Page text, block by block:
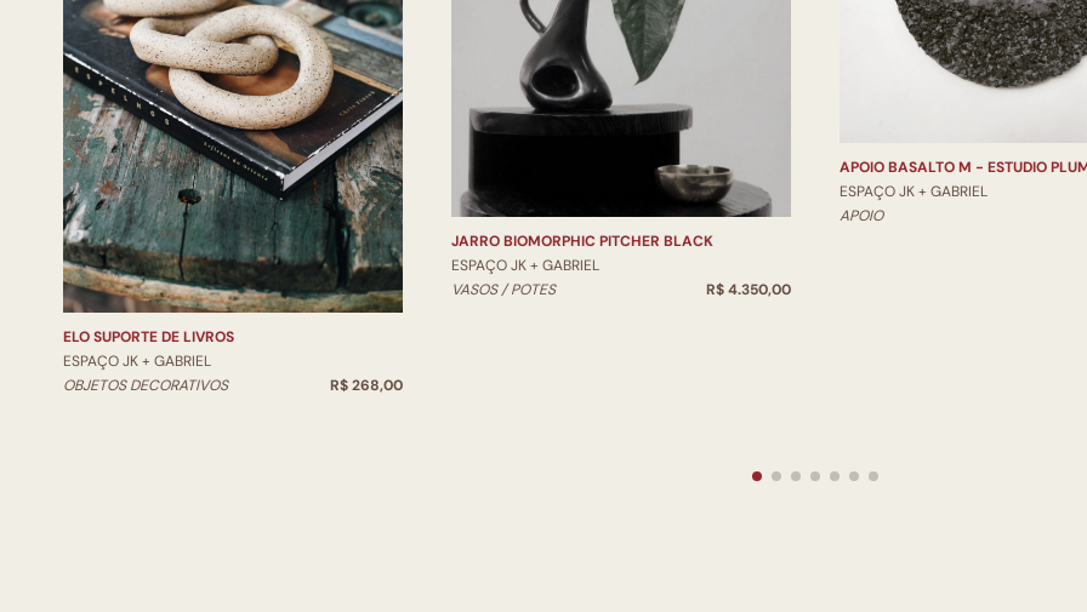
ELO SUPORTE DE LIVROS
ESPAÇO JK + GABRIEL
OBJETOS DECORATIVOS
R$ 268,00
JARRO BIOMORPHIC PITCHER BLACK
ESPAÇO JK + GABRIEL
VASOS / POTES
R$ 4.350,00
APOIO BASALTO M - ESTUDIO
ESPAÇO JK + GABRIEL
APOIO